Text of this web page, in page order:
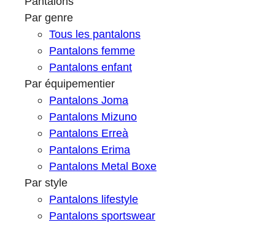
Par genre
Tous les pantalons
Pantalons femme
Pantalons enfant
Par équipementier
Pantalons Joma
Pantalons Mizuno
Pantalons Erreà
Pantalons Erima
Pantalons Metal Boxe
Par style
Pantalons lifestyle
Pantalons sportswear